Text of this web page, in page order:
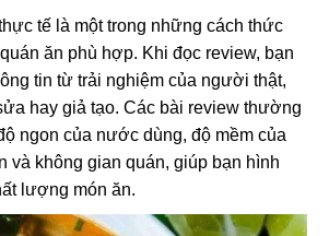
tế là một trong những cách thức
ăn phù hợp. Khi đọc review, bạn
tin từ trải nghiệm của người thật,
hay giả tạo. Các bài review thường
ngon của nước dùng, độ mềm của
và không gian quán, giúp bạn hình
lượng món ăn.